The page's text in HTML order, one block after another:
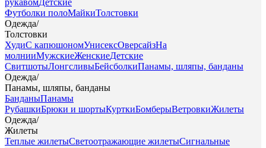
рукавомДетские
Футболки полоМайкиТолстовки
Одежда/
Толстовки
ХудиС капюшономУнисексОверсайзНа
молнииМужскиеЖенскиеДетские
СвитшотыЛонгсливыБейсболкиПанамы, шляпы, банданы
Одежда/
Панамы, шляпы, банданы
БанданыПанамы
РубашкиБрюки и шортыКурткиБомберыВетровкиЖилеты
Одежда/
Жилеты
Теплые жилетыСветоотражающие жилетыСигнальные